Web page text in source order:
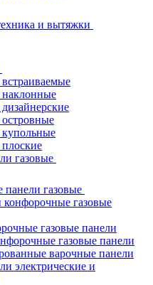
и вытяжки
газовые
панели газовые
конфорочные газовые
газовые панели
газовые панели
варочные панели
электрические и